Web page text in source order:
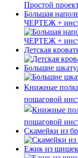
Большая
ЧЕРТЕЖ +
Детская
Большие
Книжные
пошаговой
Скамейки из
Ежик из шишек